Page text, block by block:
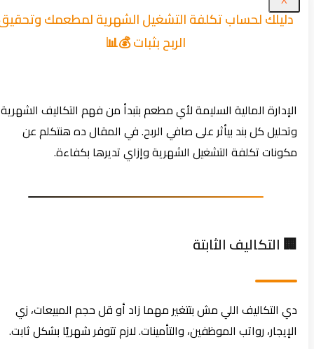
دليلك لحساب تكلفة التشغيل الشهرية لمطعمك وتحقيق
الربح بثبات 💰📊
الإدارة المالية السليمة لأي مطعم بتبدأ من فهم التكاليف الشهرية،
وتحليل كل بند بيأثر على صافي الربح. في المقال ده هنتكلم عن
مكونات تكلفة التشغيل الشهرية وإزاي تديرها بكفاءة.
🏢 التكاليف الثابتة
دي التكاليف اللي مش بتتغير مهما زاد أو قل حجم المبيعات، زي
الإيجار، رواتب الموظفين، والتأمينات. لازم تتوفر شهريًا بشكل ثابت.